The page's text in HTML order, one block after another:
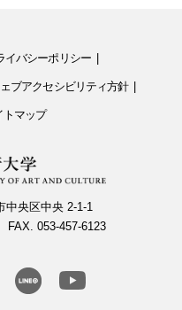
イバシーポリシー
ブアクセシビリティ方針
トマップ
中央区中央 2-1-1
FAX. 053-457-6123